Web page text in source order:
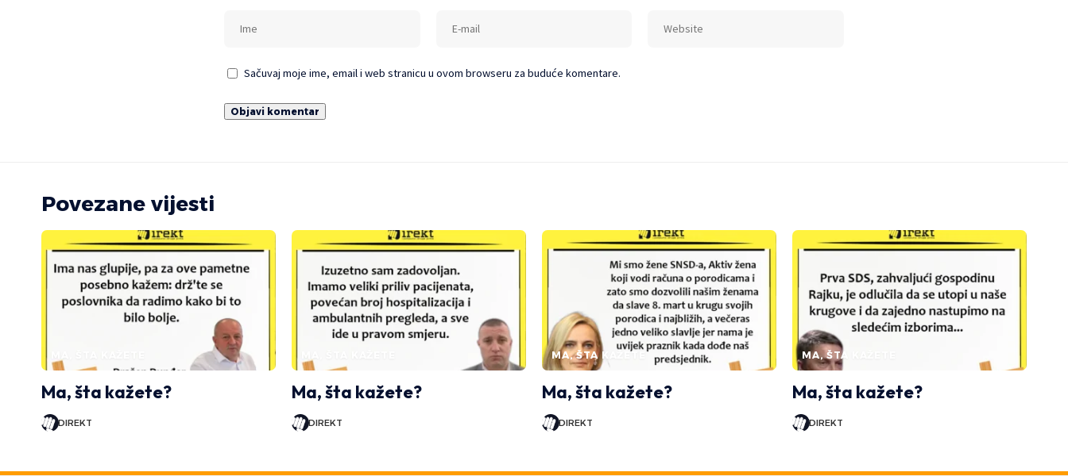
Sačuvaj moje ime, email i web stranicu u ovom browseru za buduće komentare.
Povezane vijesti
Ma, šta kažete?
DIREKT
Ma, šta kažete?
DIREKT
MA, ŠTA KAŽETE
Ma, šta kažete?
DIREKT
MA, ŠTA KAŽETE
Ma, šta kažete?
DIREKT